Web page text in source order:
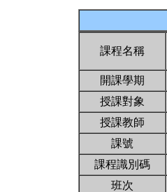
課程名稱
開課學期
授課對象
授課教師
課號
課程識別碼
班次